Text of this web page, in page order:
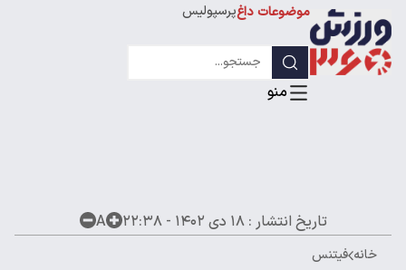
موضوعات داغپرسپولیس
لیگ قهرمانان
تاریخ انتشار :۱۸ دی ۱۴۰۲ - ۲۲:۳۸ A
خانه فیتنس